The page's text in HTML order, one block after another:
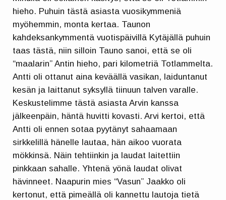
hieho. Puhuin tästä asiasta vuosikymmeniä
myöhemmin, monta kertaa. Taunon
kahdeksankymmentä vuotispäivillä Kytäjällä puhuin
taas tästä, niin silloin Tauno sanoi, että se oli
“maalarin” Antin hieho, pari kilometriä Totlammelta.
Antti oli ottanut aina keväällä vasikan, laiduntanut
kesän ja laittanut syksyllä tiinuun talven varalle.
Keskustelimme tästä asiasta Arvin kanssa
jälkeenpäin, häntä huvitti kovasti. Arvi kertoi, että
Antti oli ennen sotaa pyytänyt sahaamaan
sirkkelillä hänelle lautaa, hän aikoo vuorata
mökkinsä. Näin tehtiinkin ja laudat laitettiin
pinkkaan sahalle. Yhtenä yönä laudat olivat
hävinneet. Naapurin mies “Vasun” Jaakko oli
kertonut, että pimeällä oli kannettu lautoja tietä